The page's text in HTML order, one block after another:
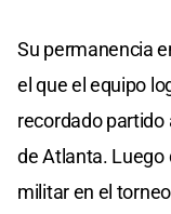
Su permanencia
el que el equipo
recordado partido
de Atlanta. Luego
militar en el